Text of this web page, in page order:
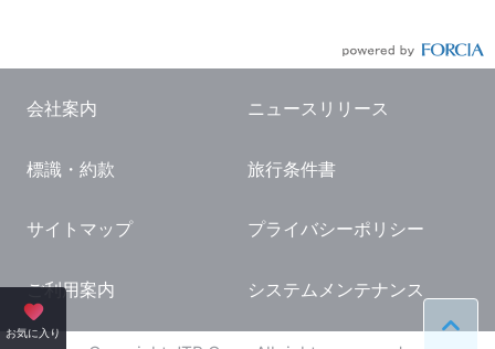
お気に入り ペー
東京ドーム ホテル
横浜 ホテル
熱海 ホテル
京都 ホテル
国内観光ガイド
旅行・観光情報
会社案内 ニュースリリース
標識・約款 旅行条件書
サイトマップ プライバシーポリシー
ご利用案内 システムメンテナンス